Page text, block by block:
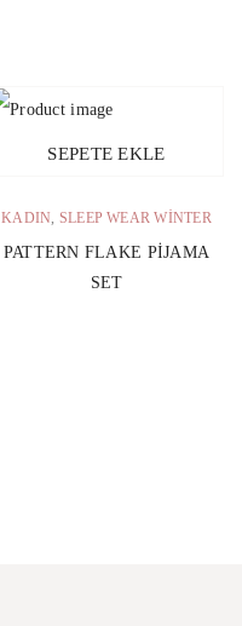
SEPETE EKLE
KADIN, SLEEP WEAR WINTER
PATTERN FLAKE PIJAMA
SET